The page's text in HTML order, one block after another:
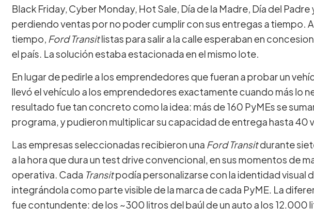
Black Friday, Cyber Monday, Hot Sale, Día de la Madre, Día del
perdiendo ventas por no poder cumplir con sus entregas a tiempo.
tiempo, Ford Transitlistas para salir a la calle esperaban en
el país. La solución estaba estacionada en el mismo lote.
En lugar de pedirle a los emprendedores que fueran a probar un
llevó el vehículo a los emprendedores exactamente cuando más lo
resultado fue tan concreto como la idea: más de 160 PyMEs se
programa, y pudieron multiplicar su capacidad de entrega hasta 40
Las empresas seleccionadas recibieron una Ford Transitdurante
a la hora que dura un test drive convencional, en sus momentos de
operativa. Cada Transitpodía personalizarse con la identidad visual
integrándola como parte visible de la marca de cada PyME. La
fue contundente: de los ~300 litros del baúl de un auto a los 12.000